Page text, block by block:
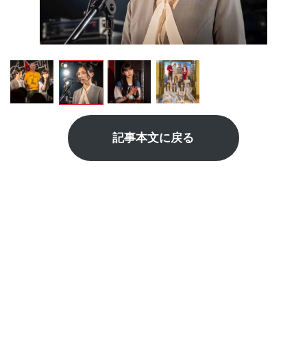
記事本文に戻る